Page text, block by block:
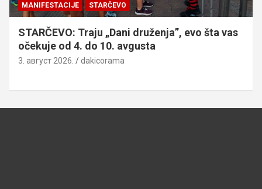
MANIFESTACIJE STARČEVO
STARČEVO: Traju „Dani druženja”, evo šta vas
očekuje od 4. do 10. avgusta
3. август 2026. dakicorama